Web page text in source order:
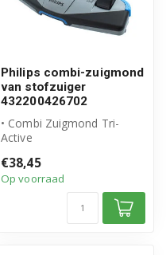
Philips combi-zuigmond
van stofzuiger
432200426702
• Combi Zuigmond Tri-
Active
• Artikelnummer: 43220...
€38,45
Op voorraad